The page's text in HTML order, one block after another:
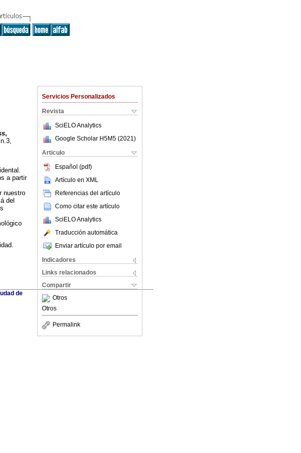
Servicios Personalizados
Revista
SciELO Analytics
Google Scholar H5M5 (2021 )
Articulo
Español (pdf)
Artículo en XML
Referencias del artículo
Como citar este artículo
SciELO Analytics
Traducción automática
Enviar artículo por email
Indicadores
Links relacionados
Compartir
Otros
Otros
Permalink
,
a partir
nuestro
del
de